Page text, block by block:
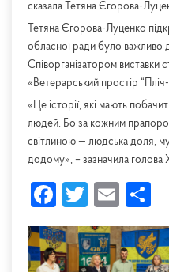
сказала Тетяна Єгорова-
Тетяна Єгорова-Луценко
обласної ради було важливо
Співорганізатором виставки
«Ветерарський простір
«Це історії, які мають
людей. Бо за кожним
світлиною — людська доля,
додому», – зазначила голова
Facebook
Twitter
Email